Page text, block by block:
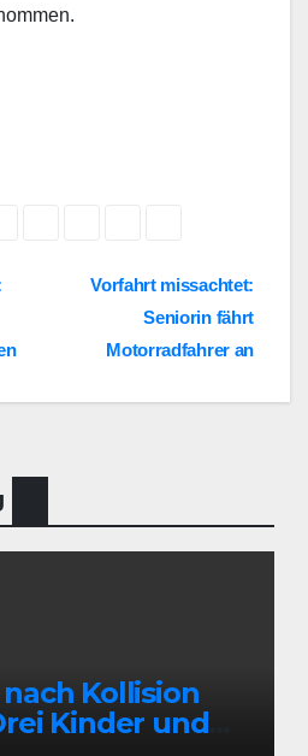
Vorfahrt missachtet:
Seniorin fährt
Motorradfahrer an
Kollision
Kinder und